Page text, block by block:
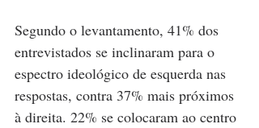
Segundo o levantamento, 41% dos
entrevistados se inclinaram para o
espectro ideológico de esquerda nas
respostas, contra 37% mais próximos
à direita. 22% se colocaram ao centro